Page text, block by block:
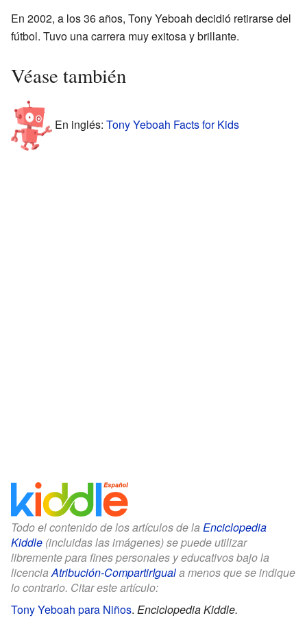
En 2002, a los 36 años, Tony Yeboah decidió retirarse del
fútbol. Tuvo una carrera muy exitosa y brillante.
Véase también
En inglés: Tony Yeboah Facts for Kids
Todo el contenido de los artículos de la Enciclopedia
Kiddle (incluidas las imágenes) se puede utilizar
libremente para fines personales y educativos bajo la
licenciaAtribución-CompartirIguala menos que se indique
lo contrario. Citar este artículo:
Tony Yeboah para Niños. Enciclopedia Kiddle.